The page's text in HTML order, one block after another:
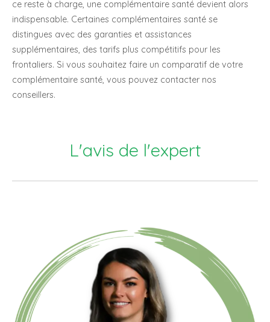
ce reste à charge, une complémentaire santé devient alors
indispensable. Certaines complémentaires santé se
distingues avec des garanties et assistances
supplémentaires, des tarifs plus compétitifs pour les
frontaliers. Si vous souhaitez faire un comparatif de votre
complémentaire santé, vous pouvez contacter nos
conseillers.
L'avis de l'expert